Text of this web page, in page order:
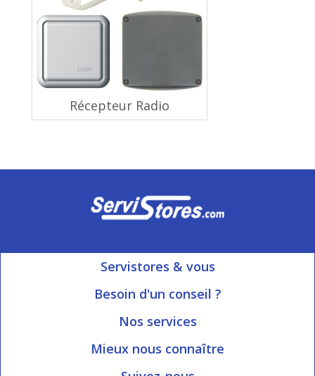
Récepteur Radio
Servistores & vous
Mon compte
Besoin d'un conseil ?
Ouvert du Lundi au Vendredi
Nos services
Informations livraison
Blog Servistores
Mieux nous connaître
Qui sommes-nous?